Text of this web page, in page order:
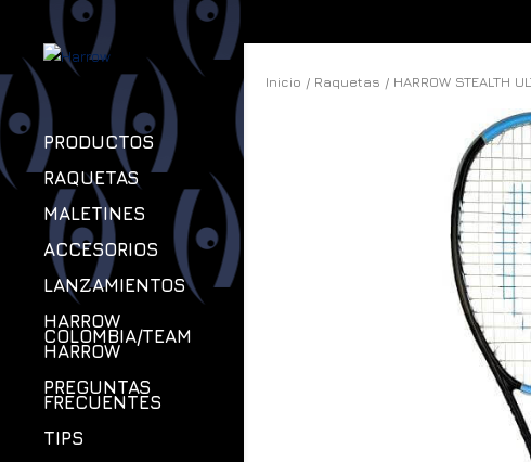
PRODUCTOS
RAQUETAS
MALETINES
ACCESORIOS
LANZAMIENTOS
HARROW
COLOMBIA/TEAM
HARROW
PREGUNTAS
FRECUENTES
TIPS
Inicio / Raquetas / HARROW STEALTH